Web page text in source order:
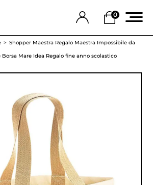
0
Shopper Maestra Regalo Maestra Impossibile da
Mare Idea Regalo fine anno scolastico